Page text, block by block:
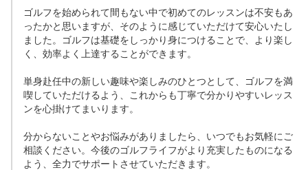
ゴルフを始められて間もない中で初めてのレッスンは不安もあ
ったかと思いますが、そのように感じていただけて安心いたし
ました。ゴルフは基礎をしっかり身につけることで、より楽し
く、効率よく上達することができます。
単身赴任中の新しい趣味や楽しみのひとつとして、ゴルフを満
喫していただけるよう、これからも丁寧で分かりやすいレッス
ンを心掛けてまいります。
分からないことやお悩みがありましたら、いつでもお気軽にご
相談ください。今後のゴルフライフがより充実したものになる
よう、全力でサポートさせていただきます。